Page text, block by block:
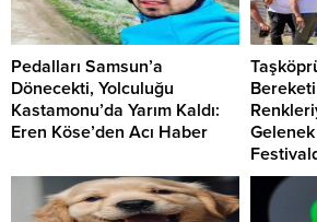
Pedalları Samsun’a
Dönecekti, Yolculuğu
Kastamonu’da Yarım Kaldı:
Eren Köse’den Acı Haber